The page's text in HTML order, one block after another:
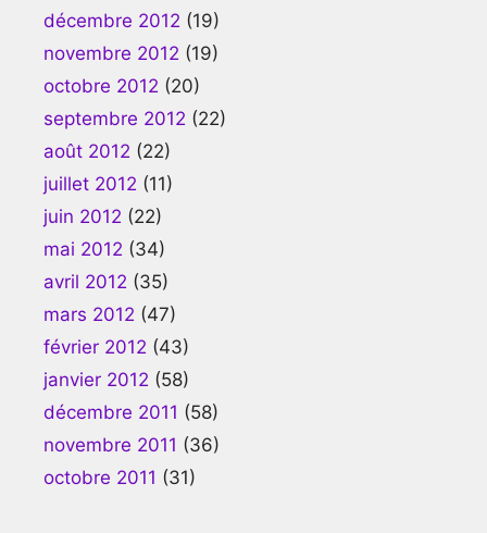
décembre 2012 (19)
novembre 2012 (19)
octobre 2012 (20)
septembre 2012 (22)
août 2012 (22)
juillet 2012 (11)
juin 2012 (22)
mai 2012 (34)
avril 2012 (35)
mars 2012 (47)
février 2012 (43)
janvier 2012 (58)
décembre 2011 (58)
novembre 2011 (36)
octobre 2011 (31)